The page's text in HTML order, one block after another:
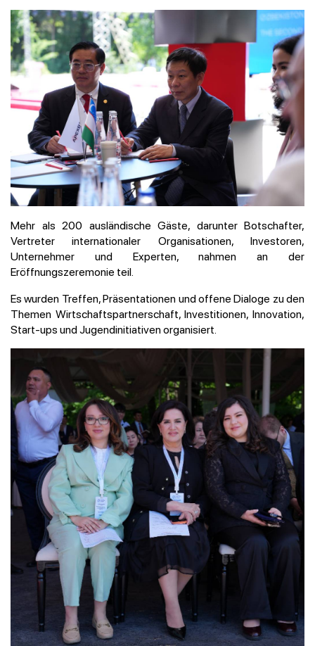
Mehr als 200 ausländische Gäste, darunter Botschafter,
Vertreter internationaler Organisationen, Investoren,
Unternehmer und Experten, nahmen an der
Eröffnungszeremonie teil.
Es wurden Treffen, Präsentationen und offene Dialoge zu den
Themen Wirtschaftspartnerschaft, Investitionen, Innovation,
Start-ups und Jugendinitiativen organisiert.